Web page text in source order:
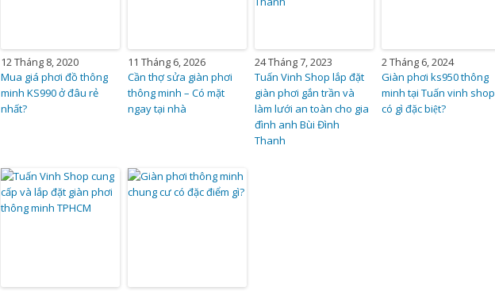
12 Tháng 8, 2020
Mua giá phơi đồ thông
minh KS990 ở đâu rẻ
nhất?
11 Tháng 6, 2026
Cần thợ sửa giàn phơi
thông minh – Có mặt
ngay tại nhà
24 Tháng 7, 2023
Tuấn Vinh Shop lắp đặt
giàn phơi gắn trần và
làm lưới an toàn cho gia
đình anh Bùi Đình
Thanh
2 Tháng 6, 2024
Giàn phơi ks950 thông
minh tại Tuấn vinh shop
có gì đặc biệt?